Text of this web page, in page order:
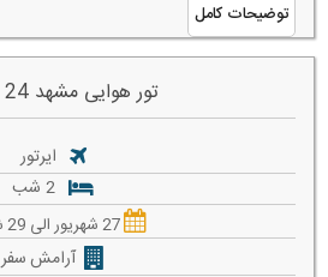
توضیحات کامل
تور هوایی مشهد 24 شهریور
ایرتور
27 شهریور الی 29 شهریور
آرامش سفر